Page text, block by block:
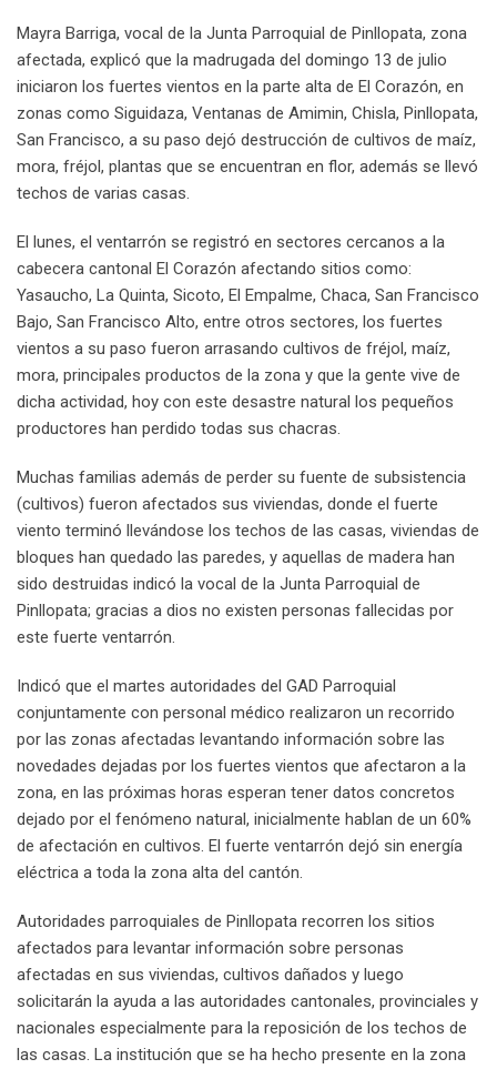
Mayra Barriga, vocal de la Junta Parroquial de Pinllopata, zona
afectada, explicó que la madrugada del domingo 13 de julio
iniciaron los fuertes vientos en la parte alta de El Corazón, en
zonas como Siguidaza, Ventanas de Amimin, Chisla, Pinllopata,
San Francisco, a su paso dejó destrucción de cultivos de maíz,
mora, fréjol, plantas que se encuentran en flor, además se llevó
techos de varias casas.
El lunes, el ventarrón se registró en sectores cercanos a la
cabecera cantonal El Corazón afectando sitios como:
Yasaucho, La Quinta, Sicoto, El Empalme, Chaca, San Francisco
Bajo, San Francisco Alto, entre otros sectores, los fuertes
vientos a su paso fueron arrasando cultivos de fréjol, maíz,
mora, principales productos de la zona y que la gente vive de
dicha actividad, hoy con este desastre natural los pequeños
productores han perdido todas sus chacras.
Muchas familias además de perder su fuente de subsistencia
(cultivos) fueron afectados sus viviendas, donde el fuerte
viento terminó llevándose los techos de las casas, viviendas de
bloques han quedado las paredes, y aquellas de madera han
sido destruidas indicó la vocal de la Junta Parroquial de
Pinllopata; gracias a dios no existen personas fallecidas por
este fuerte ventarrón.
Indicó que el martes autoridades del GAD Parroquial
conjuntamente con personal médico realizaron un recorrido
por las zonas afectadas levantando información sobre las
novedades dejadas por los fuertes vientos que afectaron a la
zona, en las próximas horas esperan tener datos concretos
dejado por el fenómeno natural, inicialmente hablan de un 60%
de afectación en cultivos. El fuerte ventarrón dejó sin energía
eléctrica a toda la zona alta del cantón.
Autoridades parroquiales de Pinllopata recorren los sitios
afectados para levantar información sobre personas
afectadas en sus viviendas, cultivos dañados y luego
solicitarán la ayuda a las autoridades cantonales, provinciales y
nacionales especialmente para la reposición de los techos de
las casas. La institución que se ha hecho presente en la zona